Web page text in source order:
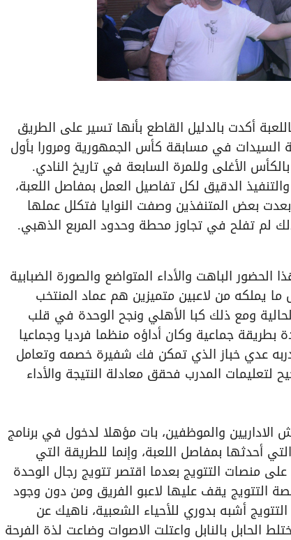
أكدت بالدليل القاطع بأنها تسير على الطريق
السيدات في مسابقة كأس الجمهورية ومرورا بأول
الدقيق لكل تفاصيل العمل بمفاصل اللعبة،
بعض المتنفذين وصفت النوايا فتكلل عملها
لم تفلح في تجاوز محطة وحدود المربع الذهبي.
الباهت والأداء المتواضع والصورة الضبابية
ما يملكه من لاعبين متميزين هم عماد المنتخب
ومع ذلك كبا الأهلي ونجح الوحدة في قلب
بطريقة جماعية وكان أداؤه منظما فرديا وجماعيا
عدي خباز الذي تمكن فك شفيرة خصمه وتعامل
لتعليمات المدرب فحقق معادلة النتيجة والأداء
والموظفين، بات مؤهلا لدخول في برنامج
أحدثها بمفاصل اللعبة، وإنما للطريقة التي
منصات التتويج بعدما اقتصر تتويج رجال الوحدة
التتويج يقف عليها لاعبو الفريق ومن دون وجود
أشبه بدوري للأحياء الشعبية، ناهيك عن
الحابل بالنابل واعتلت الاصوات وضاعت لذة الفرحة